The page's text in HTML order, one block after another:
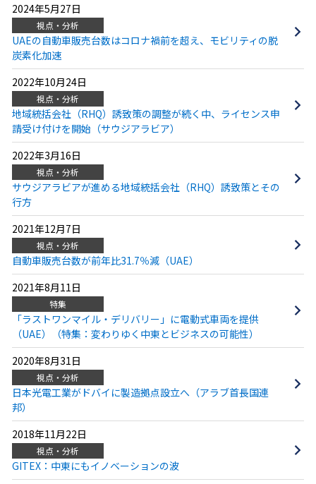
2024年5月27日
視点・分析
UAEの自動車販売台数はコロナ禍前を超え、モビリティの脱
炭素化加速
2022年10月24日
視点・分析
地域統括会社（RHQ）誘致策の調整が続く中、ライセンス申
請受け付けを開始（サウジアラビア）
2022年3月16日
視点・分析
サウジアラビアが進める地域統括会社（RHQ）誘致策とその
行方
2021年12月7日
視点・分析
自動車販売台数が前年比31.7％減（UAE）
2021年8月11日
特集
「ラストワンマイル・デリバリー」に電動式車両を提供
（UAE）（特集：変わりゆく中東とビジネスの可能性）
2020年8月31日
視点・分析
日本光電工業がドバイに製造拠点設立へ（アラブ首長国連
邦）
2018年11月22日
視点・分析
GITEX：中東にもイノベーションの波